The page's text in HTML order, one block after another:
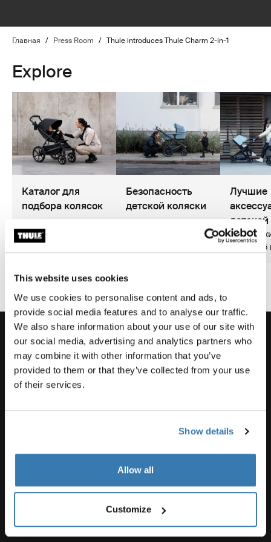
This website uses cookies
We use cookies to personalise content and ads, to
provide social media features and to analyse our traffic.
We also share information about your use of our site with
our social media, advertising and analytics partners who
may combine it with other information that you’ve
provided to them or that they’ve collected from your use
of their services.
Show details
Allow all
Customize
Главная / Press Room / Thule introduces Thule Charm 2-in-1
Explore
Каталог для
подбора колясок
Продолжительность
чтения: 8 минут
Безопасность
детской коляски
Продолжительность
Лучшие
чтения:
Поддержка
Поддержка продукта
Thule
Visit Thule on Facebook (external link)
Visit Thule on Instagram (external link)
Visit Thule on Youtube (external